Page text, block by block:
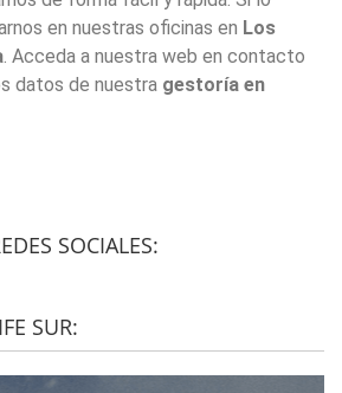
en nuestras oficinas en Los
. Acceda a nuestra web en contacto
datos de nuestra gestoría en
SOCIALES:
SUR: